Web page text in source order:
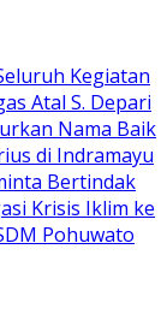
Kegiatan
Atal S. Depari
Nama Baik
di Indramayu
Bertindak
Krisis Iklim ke
Pohuwato